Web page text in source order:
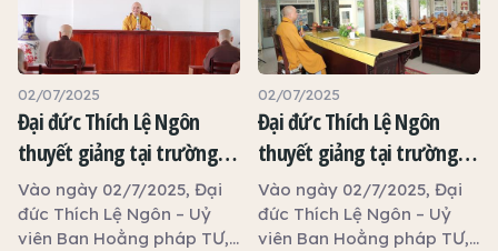
Ủy viên Thường trực Ban
Văn hóa Trung ương, Ủy
viên Ban Giáo dục Phật
giáo Trung ương, đại diện
đạo tràng Cát Tường đã
trang nghiêm tổ chức
pháp hội đàn Dược Sư thất
châu, lễ tạ đàn viên mãn,
đồng thời khai giảng khóa
tu An Lạc và trao tặng 100
Học viện Phật giáo Việt
Nam TP.HCM thuyết giảng
tại trường hạ tổ đình Tôn
Thạnh.
02/07/2025
Đại đức Thích Lệ Ngôn
thuyết giảng tại trường
hạ tổ đình Kim Cang
Vào ngày 02/7/2025, Đại
đức Thích Lệ Ngôn – Uỷ
viên Ban Hoằng pháp TƯ,
02/07/2025
Đại đức Thích Lệ Ngôn
thuyết giảng tại trường
hạ tịnh xá Ngọc Tâm
Vào ngày 02/7/2025, Đại
đức Thích Lệ Ngôn – Uỷ
viên Ban Hoằng pháp TƯ,